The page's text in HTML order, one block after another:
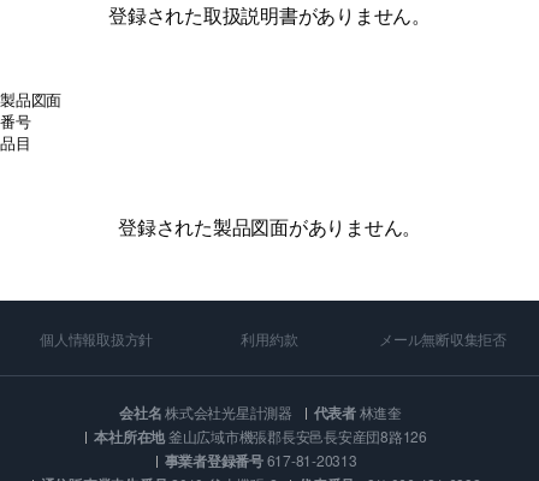
登録された取扱説明書がありません。
製品図面
番号
品目
登録された製品図面がありません。
個人情報取扱方針 利用約款 メール無断収集拒否
会社名株式会社光星計測器 代表者林進奎
本社所在地釜山広域市機張郡長安邑長安産団8路126
事業者登録番号617-81-20313